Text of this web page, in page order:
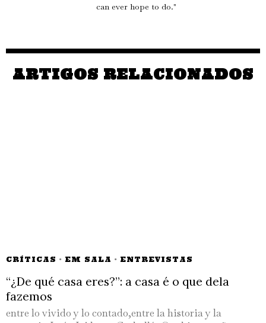
can ever hope to do."
ARTIGOS RELACIONADOS
CRÍTICAS · EM SALA · ENTREVISTAS
“¿De qué casa eres?”: a casa é o que dela
fazemos
entre lo vivido y lo contado,entre la historia y la